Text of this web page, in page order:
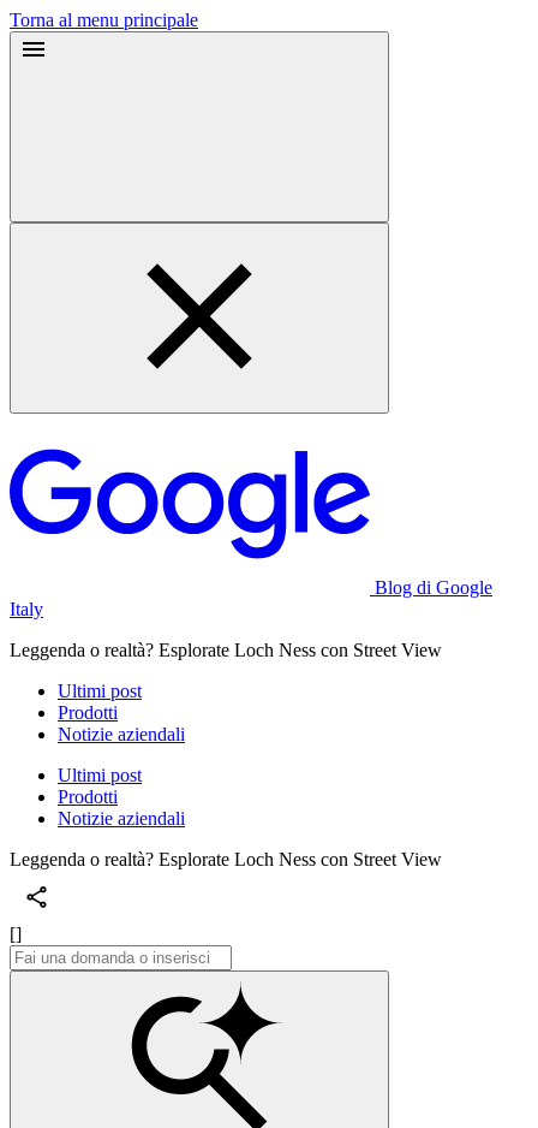
Torna al menu principale
Blog di Google
Italy
Leggenda o realtà? Esplorate Loch Ness con Street View
Ultimi post
Prodotti
Notizie aziendali
Ultimi post
Prodotti
Notizie aziendali
Leggenda o realtà? Esplorate Loch Ness con Street View
[]